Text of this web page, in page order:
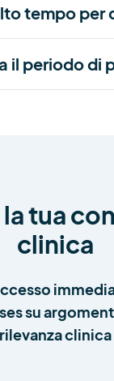
tempo per
il periodo di
tua
clinica
su
rilevanza clinica